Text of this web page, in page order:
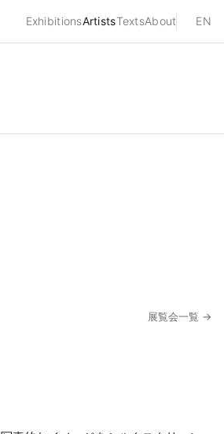
ExhibitionsArtistsTextsAbout EN
展覧会一覧 →